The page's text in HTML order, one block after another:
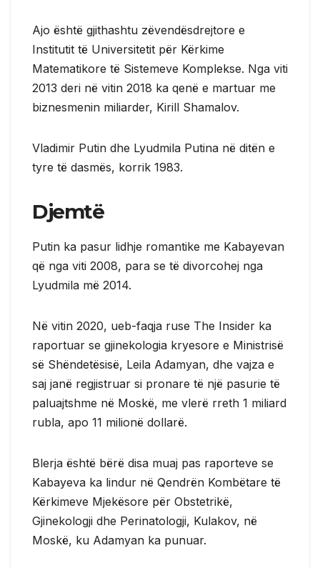
Ajo është gjithashtu zëvendësdrejtore e
Institutit të Universitetit për Kërkime
Matematikore të Sistemeve Komplekse. Nga viti
2013 deri në vitin 2018 ka qenë e martuar me
biznesmenin miliarder, Kirill Shamalov.
Vladimir Putin dhe Lyudmila Putina në ditën e
tyre të dasmës, korrik 1983.
Djemtë
Putin ka pasur lidhje romantike me Kabayevan
që nga viti 2008, para se të divorcohej nga
Lyudmila më 2014.
Në vitin 2020, ueb-faqja ruse The Insider ka
raportuar se gjinekologia kryesore e Ministrisë
së Shëndetësisë, Leila Adamyan, dhe vajza e
saj janë regjistruar si pronare të një pasurie të
paluajtshme në Moskë, me vlerë rreth 1 miliard
rubla, apo 11 milionë dollarë.
Blerja është bërë disa muaj pas raporteve se
Kabayeva ka lindur në Qendrën Kombëtare të
Kërkimeve Mjekësore për Obstetrikë,
Gjinekologji dhe Perinatologji, Kulakov, në
Moskë, ku Adamyan ka punuar.